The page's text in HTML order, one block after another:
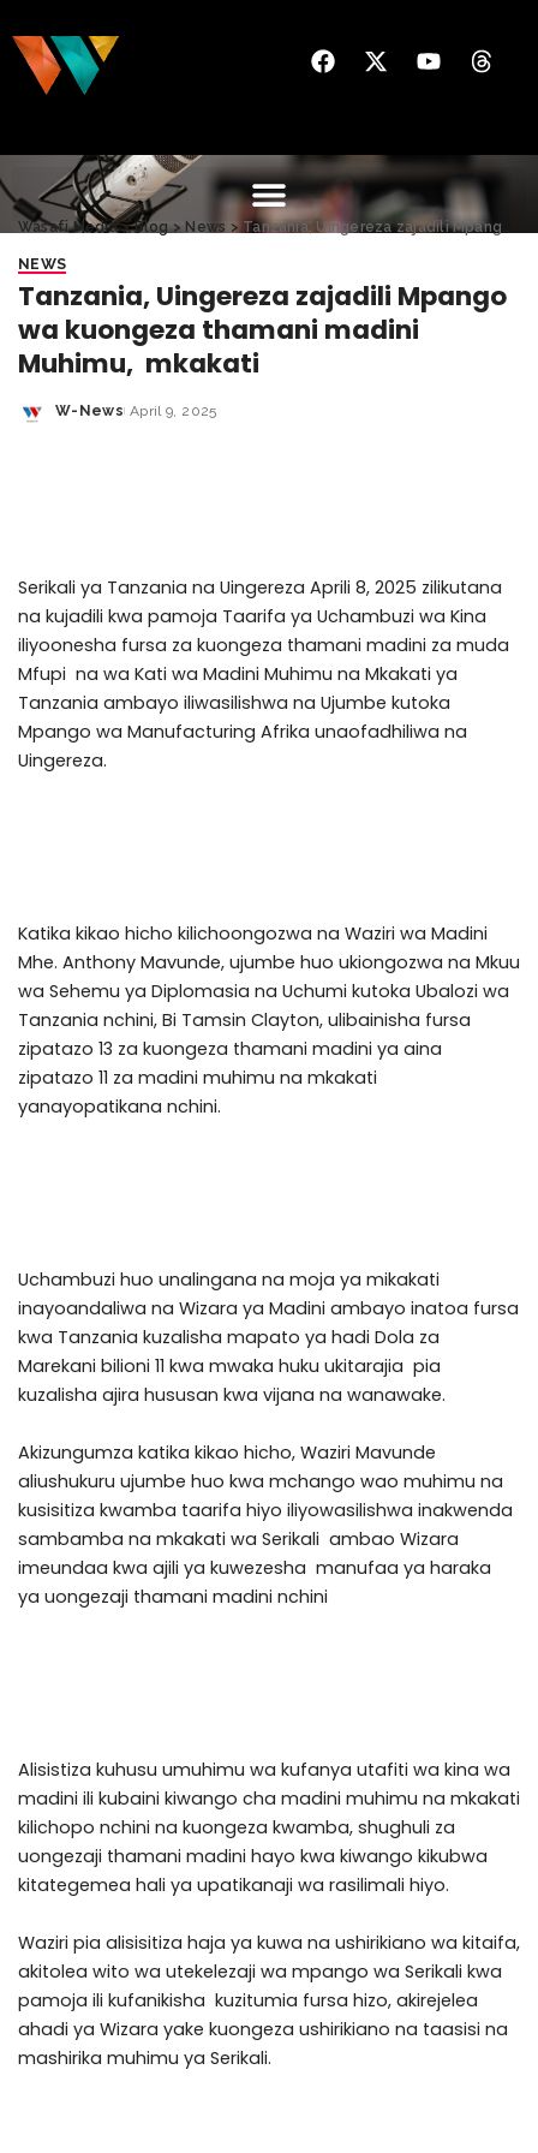
Wasafi Media>Blog> News > Tanzania, Uingereza zajadili Mpango wa kuongeza thamani madini Muhimu, mkakati
NEWS
Tanzania, Uingereza zajadili Mpango
wa kuongeza thamani madini
Muhimu, mkakati
W-News April 9, 2025
Serikali ya Tanzania na Uingereza Aprili 8, 2025 zilikutana
na kujadili kwa pamoja Taarifa ya Uchambuzi wa Kina
iliyoonesha fursa za kuongeza thamani madini za muda
Mfupi na wa Kati wa Madini Muhimu na Mkakati ya
Tanzania ambayo iliwasilishwa na Ujumbe kutoka
Mpango wa Manufacturing Afrika unaofadhiliwa na
Uingereza.
Katika kikao hicho kilichoongozwa na Waziri wa Madini
Mhe. Anthony Mavunde, ujumbe huo ukiongozwa na Mkuu
wa Sehemu ya Diplomasia na Uchumi kutoka Ubalozi wa
Tanzania nchini, Bi Tamsin Clayton, ulibainisha fursa
zipatazo 13 za kuongeza thamani madini ya aina
zipatazo 11 za madini muhimu na mkakati
yanayopatikana nchini.
Uchambuzi huo unalingana na moja ya mikakati
inayoandaliwa na Wizara ya Madini ambayo inatoa fursa
kwa Tanzania kuzalisha mapato ya hadi Dola za
Marekani bilioni 11 kwa mwaka huku ukitarajia pia
kuzalisha ajira hususan kwa vijana na wanawake.
Akizungumza katika kikao hicho, Waziri Mavunde
aliushukuru ujumbe huo kwa mchango wao muhimu na
kusisitiza kwamba taarifa hiyo iliyowasilishwa inakwenda
sambamba na mkakati wa Serikali ambao Wizara
imeundaa kwa ajili ya kuwezesha manufaa ya haraka
ya uongezaji thamani madini nchini
Alisistiza kuhusu umuhimu wa kufanya utafiti wa kina wa
madini ili kubaini kiwango cha madini muhimu na mkakati
kilichopo nchini na kuongeza kwamba, shughuli za
uongezaji thamani madini hayo kwa kiwango kikubwa
kitategemea hali ya upatikanaji wa rasilimali hiyo.
Waziri pia alisisitiza haja ya kuwa na ushirikiano wa kitaifa,
akitolea wito wa utekelezaji wa mpango wa Serikali kwa
pamoja ili kufanikisha kuzitumia fursa hizo, akirejelea
ahadi ya Wizara yake kuongeza ushirikiano na taasisi na
mashirika muhimu ya Serikali.